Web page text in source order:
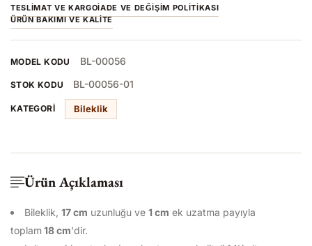
TESLIMAT VE KARGOİADE VE DEĞIŞIM POLITIKASI
ÜRÜN BAKIMI VE KALITE
MODEL KODU BL-00056
STOK KODU BL-00056-01
KATEGORI Bileklik
Ürün Açıklaması
Bileklik, 17 cm uzunluğu ve 1 cm ek uzatma payıyla
toplam18cm'dir.